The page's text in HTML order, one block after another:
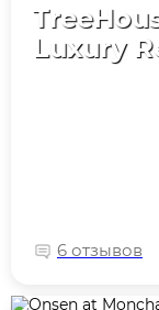
Luxury
6 отзывов